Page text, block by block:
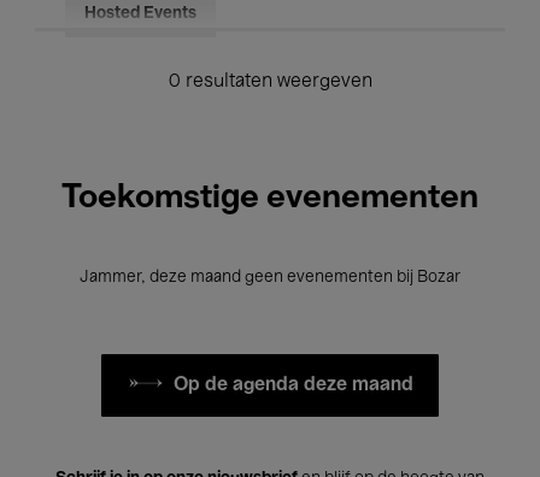
Hosted Events
0 resultaten weergeven
Toekomstige evenementen
Jammer, deze maand geen evenementen bij Bozar
Op de agenda deze maand